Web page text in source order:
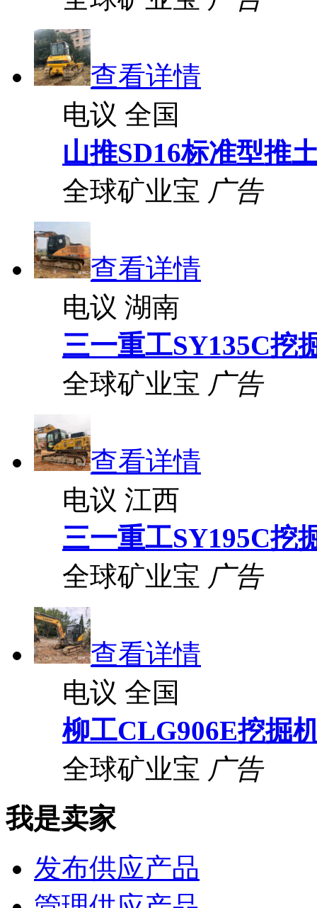
查看详情
电议 全国
山推SD16标准型推
全球矿业宝 广告
查看详情
电议 湖南
三一重工SY135C挖
全球矿业宝 广告
查看详情
电议 江西
三一重工SY195C挖
全球矿业宝 广告
查看详情
电议 全国
柳工CLG906E挖掘
全球矿业宝 广告
我是卖家
发布供应产品